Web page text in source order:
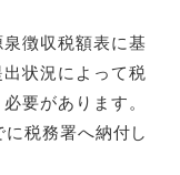
徴収税額表に基
状況によって税
要があります。
税務署へ納付し